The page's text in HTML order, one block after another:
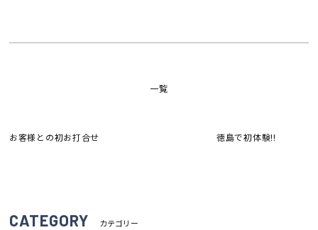
お客様との初お打合せ
一覧
徳島で初体験!!
CATEGORY カテゴリー